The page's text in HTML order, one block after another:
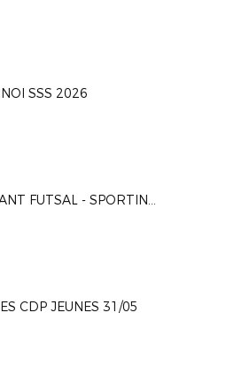
SSS 2026
DIAMANT FUTSAL - SPORTING CLUB PARIS 4-2
CDP JEUNES 31/05